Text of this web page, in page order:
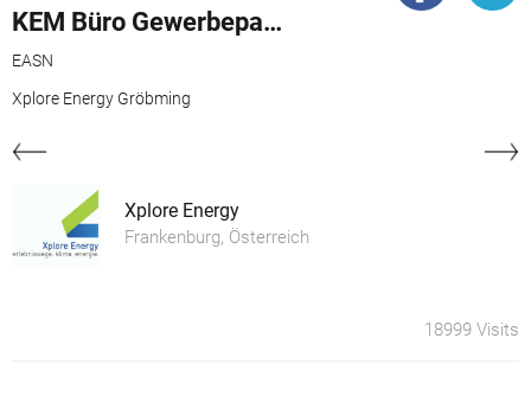
KEM Büro Gewerbepark
EASN
Xplore Energy Gröbming
Xplore Energy
Frankenburg, Österreich
18999 Visits